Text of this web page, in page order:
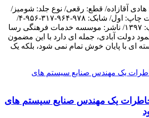
هادی آقازاده/ قطع: رقعی/ نوع جلد: شومیز/
تعداد صفحه:۳۴۴/ نوبت چاپ: اول/ شابک: ۹۷۸-۹۶۴-۳۱۷-۹۵۶-۴/
تیراژ:۱۰۰۰/ سال چاپ: ۱۳۹۷/ ناشر: موسسه خدمات فرهنگی رسا
دولت آبادی، جمله ای دارد با این مضمون
ای با پایان خوش تمام نمی شود، بلکه یک
خاطرات یک مهندس صنایع سیستم های